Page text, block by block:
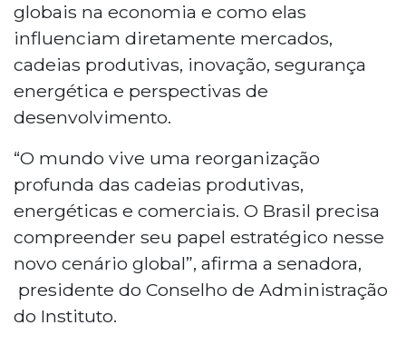
globais na economia e como elas
influenciam diretamente mercados,
cadeias produtivas, inovação, segurança
energética e perspectivas de
desenvolvimento.
“O mundo vive uma reorganização
profunda das cadeias produtivas,
energéticas e comerciais. O Brasil precisa
compreender seu papel estratégico nesse
novo cenário global”, afirma a senadora,
presidente do Conselho de Administração
do Instituto.